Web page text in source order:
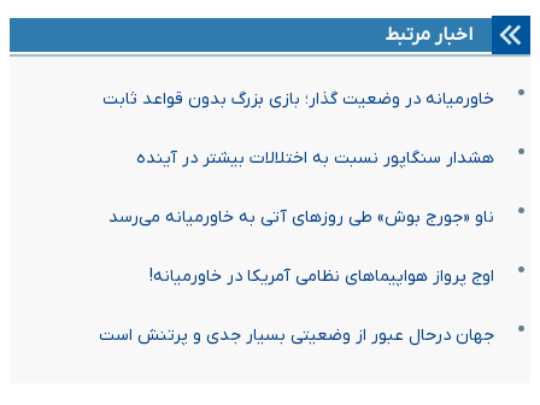
اخبار مرتبط
خاورمیانه در وضعیت گذار؛ بازی بزرگ بدون قواعد ثابت
هشدار سنگاپور نسبت به اختلالات بیشتر در آینده
ناو «جورج بوش» طی روزهای آتی به خاورمیانه می‌رسد
اوج پرواز هواپیماهای نظامی آمریکا در خاورمیانه!
جهان درحال عبور از وضعیتی بسیار جدی و پرتنش است